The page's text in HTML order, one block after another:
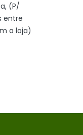
(P/
entre
a loja)